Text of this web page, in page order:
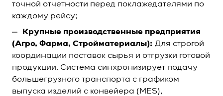
точной отчетности перед поклажедателями по
каждому рейсу;
Крупные производственные предприятия
(Агро, Фарма, Стройматериалы): Для строгой
координации поставок сырья и отгрузки готовой
продукции. Система синхронизирует подачу
большегрузного транспорта с графиком
выпуска изделий с конвейера (MES),